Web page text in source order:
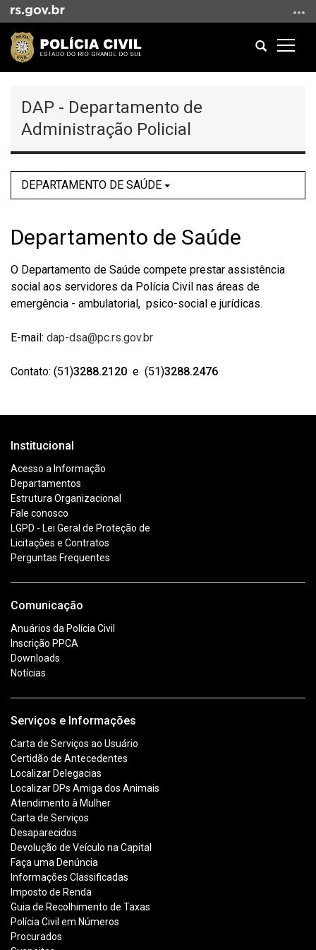
para
conteúdo
Ir
menu
Abrir
conteúdoDAP - Departamento de
Administração Policial
DEPARTAMENTO DE SAÚDE
Departamento de Saúde
O Departamento de Saúde compete prestar assistência
social aos servidores da Polícia Civil nas áreas de
emergência - ambulatorial, psico-social e jurídicas.
E-mail: dap-dsa@pc.rs.gov.br
Contato: (51)3288.2120 e (51)3288.2476
Institucional
Acesso a Informação
Departamentos
Estrutura Organizacional
Fale conosco
LGPD - Lei Geral de Proteção de
Licitações e Contratos
Perguntas Frequentes
Comunicação
Anuários da Polícia Civil
Inscrição PPCA
Downloads
Notícias
Serviços e Informações
Carta de Serviços ao Usuário
Certidão de Antecedentes
Localizar Delegacias
Localizar DPs Amiga dos Animais
Atendimento à Mulher
Carta de Serviços
Desaparecidos
Devolução de Veículo na Capital
Faça uma Denúncia
Informações Classificadas
Imposto de Renda
Guia de Recolhimento de Taxas
Polícia Civil em Números
Procurados